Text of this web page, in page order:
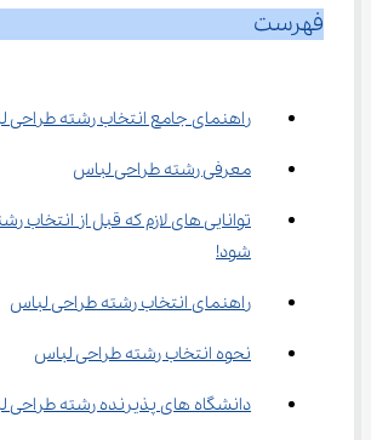
فهرست
راهنمای جامع انتخاب رشته طراحی
معرفی رشته طراحی لباس
توانایی های لازم که قبل از انتخاب
شود!
راهنمای انتخاب رشته طراحی لباس
نحوه انتخاب رشته طراحی لباس
دانشگاه های پذیرنده رشته طراحی